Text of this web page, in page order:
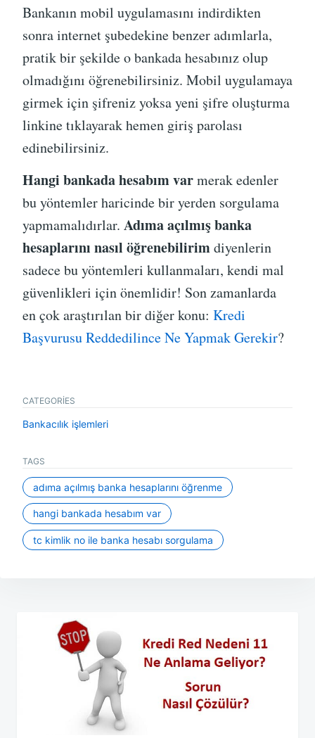
Bankanın mobil uygulamasını indirdikten
sonra internet şubedekine benzer adımlarla,
pratik bir şekilde o bankada hesabınız olup
olmadığını öğrenebilirsiniz. Mobil uygulamaya
girmek için şifreniz yoksa yeni şifre oluşturma
linkine tıklayarak hemen giriş parolası
edinebilirsiniz.
Hangi bankada hesabım varmerak edenler
bu yöntemler haricinde bir yerden sorgulama
yapmamalıdırlar. Adıma açılmış banka
hesaplarını nasıl öğrenebilirimdiyenlerin
sadece bu yöntemleri kullanmaları, kendi mal
güvenlikleri için önemlidir! Son zamanlarda
en çok araştırılan bir diğer konu: Kredi
Başvurusu Reddedilince Ne Yapmak Gerekir?
CATEGORIES
Bankacılık işlemleri
TAGS
adıma açılmış banka hesaplarını öğrenme
hangi bankada hesabım var
tc kimlik no ile banka hesabı sorgulama
gezinmesi